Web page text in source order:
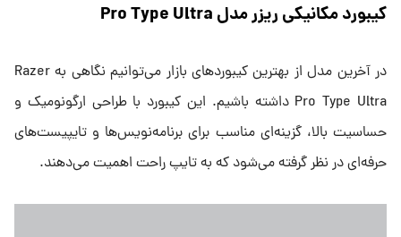
کیبورد مکانیکی ریزر مدل Pro Type Ultra
در آخرین مدل از بهترین کیبوردهای بازار می‌توانیم نگاهی به Razer
Pro Type Ultra داشته باشیم. این کیبورد با طراحی ارگونومیک و
حساسیت بالا، گزینه‌ای مناسب برای برنامه‌نویس‌ها و تایپیست‌های
حرفه‌ای در نظر گرفته می‌شود که به تایپ راحت اهمیت می‌دهند.